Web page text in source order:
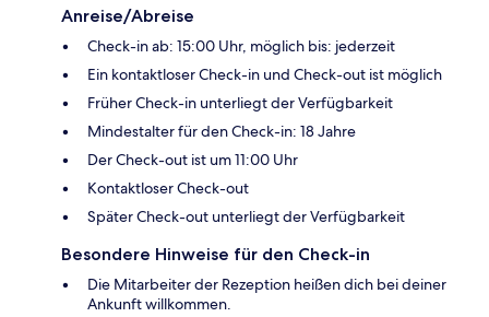
Anreise/Abreise
Check-in ab: 15:00 Uhr, möglich bis: jederzeit
Ein kontaktloser Check-in und Check-out ist möglich
Früher Check-in unterliegt der Verfügbarkeit
Mindestalter für den Check-in: 18 Jahre
Der Check-out ist um 11:00 Uhr
Kontaktloser Check-out
Später Check-out unterliegt der Verfügbarkeit
Besondere Hinweise für den Check-in
Die Mitarbeiter der Rezeption heißen dich bei deiner
Ankunft willkommen.